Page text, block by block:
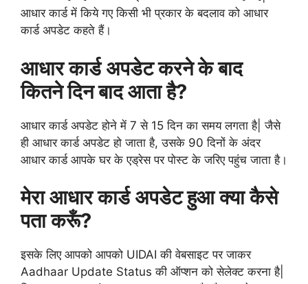
आधार कार्ड में किये गए किसी भी प्रकार के बदलाव को आधार
कार्ड अपडेट कहते हैं।
आधार कार्ड अपडेट करने के बाद
कितने दिन बाद आता है?
आधार कार्ड अपडेट होने में 7 से 15 दिन का समय लगता है| जैसे
ही आधार कार्ड अपडेट हो जाता है, उसके 90 दिनों के अंदर
आधार कार्ड आपके घर के एड्रेस पर पोस्ट के जरिए पहुंच जाता है।
मेरा आधार कार्ड अपडेट हुआ क्या कैसे
पता करूँ?
इसके लिए आपको आपको UIDAI की वेबसाइट पर जाकर
Aadhaar Update Status की ऑप्शन को सेलेक्ट करना है|